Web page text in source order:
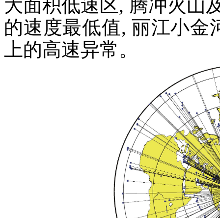
大面积低速区, 腾冲火山
的速度最低值, 丽江小金
上的高速异常。